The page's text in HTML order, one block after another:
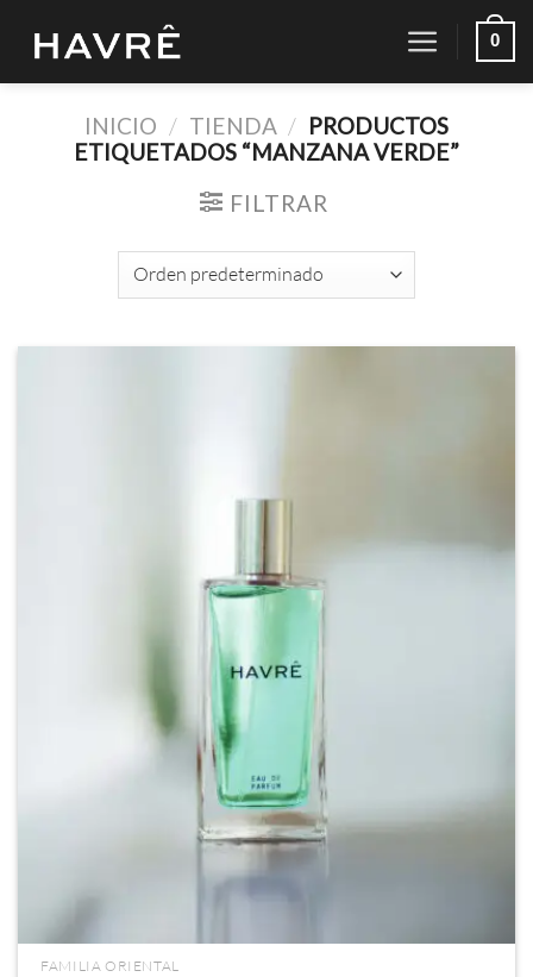
contenido
0
INICIO / TIENDA / PRODUCTOS
ETIQUETADOS “MANZANA VERDE”
FILTRAR
FAMILIA ORIENTAL